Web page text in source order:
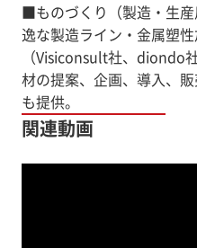
■ものづくり（製造・生
逸な製造ライン・金属塑
（Visiconsult社、diondo
材の提案、企画、導入、
も提供。
関連動画